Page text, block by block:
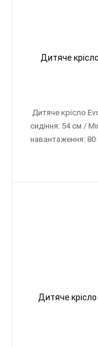
Дитяче
Дитяче крісло
сидіння: 54 см /
навантаження: 80
Дитяче